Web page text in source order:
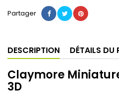
Partager
DESCRIPTION DÉTAILS DU
Claymore
3D